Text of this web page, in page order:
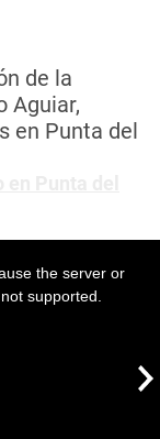
de la
Aguiar,
en Punta del
the server or
supported.